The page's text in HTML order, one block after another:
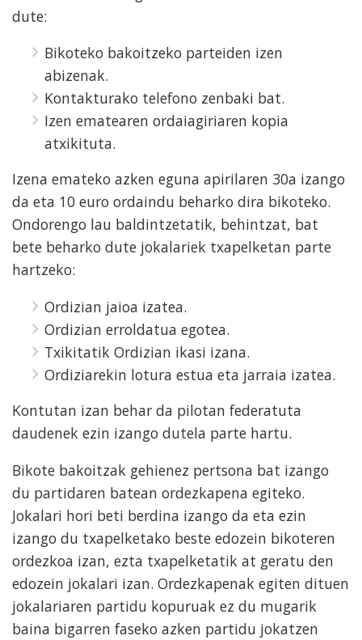
dute:
Bikoteko bakoitzeko parteiden izen
abizenak.
Kontakturako telefono zenbaki bat.
Izen ematearen ordaiagiriaren kopia
atxikituta.
Izena emateko azken eguna apirilaren 30a izango
da eta 10 euro ordaindu beharko dira bikoteko.
Ondorengo lau baldintzetatik, behintzat, bat
bete beharko dute jokalariek txapelketan parte
hartzeko:
Ordizian jaioa izatea.
Ordizian erroldatua egotea.
Txikitatik Ordizian ikasi izana.
Ordiziarekin lotura estua eta jarraia izatea.
Kontutan izan behar da pilotan federatuta
daudenek ezin izango dutela parte hartu.
Bikote bakoitzak gehienez pertsona bat izango
du partidaren batean ordezkapena egiteko.
Jokalari hori beti berdina izango da eta ezin
izango du txapelketako beste edozein bikoteren
ordezkoa izan, ezta txapelketatik at geratu den
edozein jokalari izan. Ordezkapenak egiten dituen
jokalariaren partidu kopuruak ez du mugarik
baina bigarren faseko azken partidu jokatzen